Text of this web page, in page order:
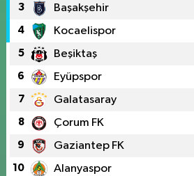
3 Başakşehir
4 Kocaelispor
5 Beşiktaş
6 Eyüpspor
7 Galatasaray
8 Çorum FK
9 Gaziantep FK
10 Alanyaspor